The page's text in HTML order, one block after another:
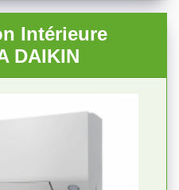
Intérieure
DAIKIN